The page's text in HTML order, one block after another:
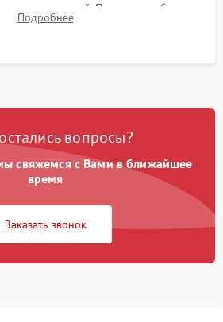
искажений. Проверка работы
значениях и тестирование
Подробнее
вопросы?
свяжемся с Вами в ближайшее
время
Заказать звонок